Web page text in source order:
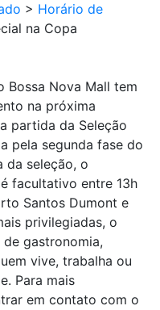
> Horário de
na Copa
Bossa Nova Mall tem
na próxima
partida da Seleção
pela segunda fase do
da seleção, o
facultativo entre 13h
Santos Dumont e
privilegiadas, o
gastronomia,
vive, trabalha ou
Para mais
em contato com o